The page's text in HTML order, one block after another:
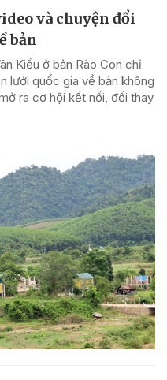
và chuyện đổi
bản
Kiều ở bản Rào Con chỉ
lưới quốc gia về bản không
ra cơ hội kết nối, đổi thay